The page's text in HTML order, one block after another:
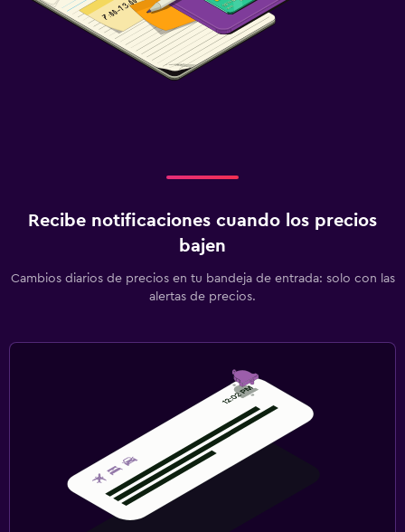
Recibe notificaciones cuando los precios
bajen
Cambios diarios de precios en tu bandeja de entrada: solo con las
alertas de precios.